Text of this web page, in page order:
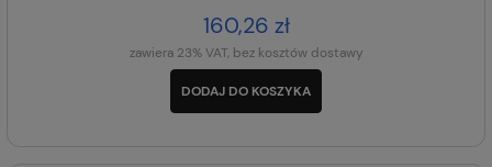
160,26 zł
zawiera 23% VAT, bez kosztów dostawy
DODAJ DO KOSZYKA